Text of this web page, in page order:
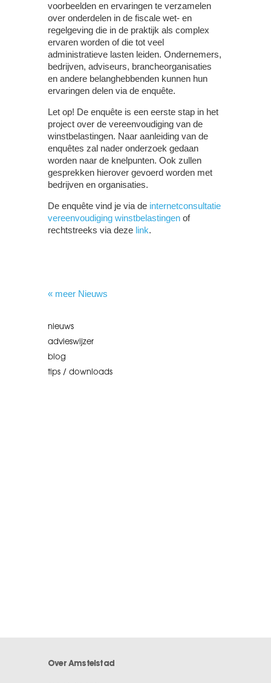
voorbeelden en ervaringen te verzamelen
over onderdelen in de fiscale wet- en
regelgeving die in de praktijk als complex
ervaren worden of die tot veel
administratieve lasten leiden. Ondernemers,
bedrijven, adviseurs, brancheorganisaties
en andere belanghebbenden kunnen hun
ervaringen delen via de enquête.
Let op! De enquête is een eerste stap in het
project over de vereenvoudiging van de
winstbelastingen. Naar aanleiding van de
enquêtes zal nader onderzoek gedaan
worden naar de knelpunten. Ook zullen
gesprekken hierover gevoerd worden met
bedrijven en organisaties.
De enquête vind je via de internetconsultatie
vereenvoudiging winstbelastingen of
rechtstreeks via deze link.
« meer Nieuws
nieuws
advieswijzer
blog
tips / downloads
Over Amstelstad